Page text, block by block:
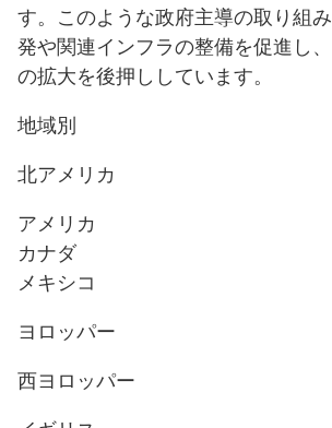
す。このような政府主導の取り組
発や関連インフラの整備を促進し
の拡大を後押ししています。
地域別
北アメリカ
アメリカ
カナダ
メキシコ
ヨロッパー
西ヨロッパー